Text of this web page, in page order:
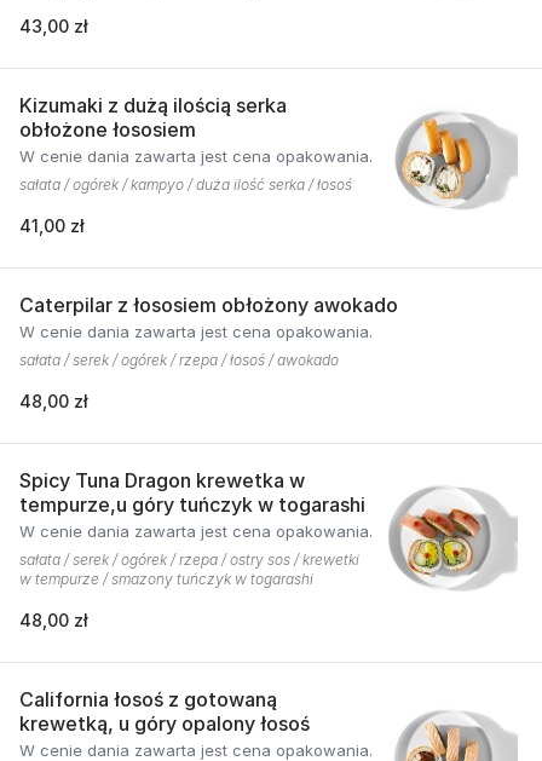
43,00 zł
Kizumaki z dużą ilością serka
obłożone łososiem
W cenie dania zawarta jest cena opakowania.
sałata / ogórek / kampyo / duża ilość serka / łosoś
41,00 zł
Caterpilar z łososiem obłożony awokado
W cenie dania zawarta jest cena opakowania.
sałata / serek / ogórek / rzepa / łosoś / awokado
48,00 zł
Spicy Tuna Dragon krewetka w
tempurze,u góry tuńczyk w togarashi
W cenie dania zawarta jest cena opakowania.
sałata / serek / ogórek / rzepa / ostry sos / krewetki
w tempurze / smazony tuńczyk w togarashi
48,00 zł
California łosoś z gotowaną
krewetką, u góry opalony łosoś
W cenie dania zawarta jest cena opakowania.